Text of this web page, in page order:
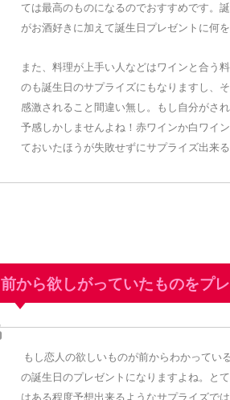
ては最高のものになるのでおすすめです。
がお酒好きに加えて誕生日プレゼントに何
また、料理が上手い人などはワインと合う
のも誕生日のサプライズにもなりますし、
感激されること間違い無し。もし自分がさ
予感しかしませんよね！赤ワインか白ワイ
ておいたほうが失敗せずにサプライズ出来る
前から欲しがっていたものをプ
もし恋人の欲しいものが前からわかってい
の誕生日のプレゼントになりますよね。と
はある程度予想出来るようなサプライズで